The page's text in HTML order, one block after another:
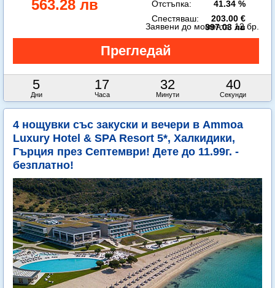
563.28 лв
Отстъпка:
41.34 %
Спестяваш:
203.00 €
397.03 лв
5
Дни
17
Часа
32
Минути
38
Секунди
Заявени до момента: 12 бр.
4 нощувки със закуски и вечери в Ammoa
Luxury Hotel & SPA Resort 5*, Халкидики,
Гърция през Септември! Дете до 11.99г. -
безплатно!